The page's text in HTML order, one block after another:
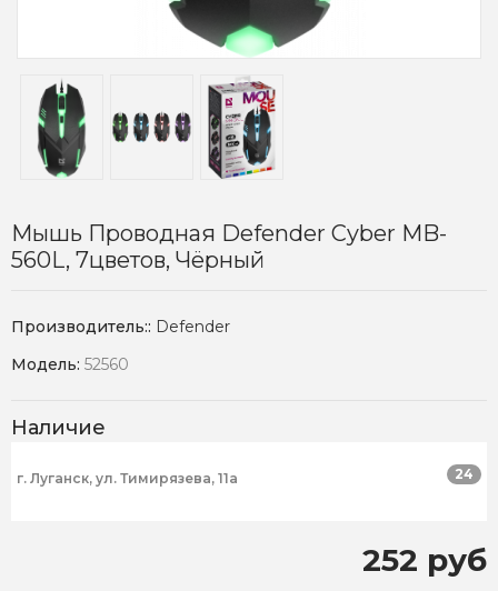
Мышь Проводная Defender Cyber MB-
560L, 7цветов, Чёрный
Производитель:: Defender
Модель: 52560
Наличие
г. Луганск, ул. Тимирязева, 11а 24
252 руб